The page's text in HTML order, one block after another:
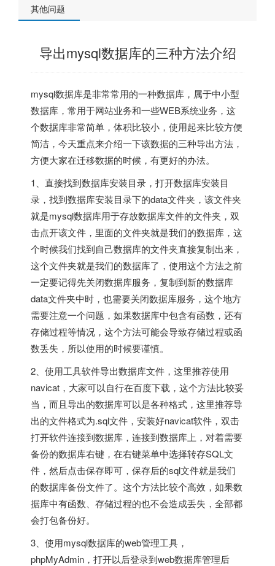
其他问题
导出mysql数据库的三种方法介绍
mysql数据库是非常常用的一种数据库，属于中小型
数据库，常用于网站业务和一些WEB系统业务，这
个数据库非常简单，体积比较小，使用起来比较方便
简洁，今天重点来介绍一下该数据的三种导出方法，
方便大家在迁移数据的时候，有更好的办法。
1、直接找到数据库安装目录，打开数据库安装目
录，找到数据库安装目录下的data文件夹，该文件夹
就是mysql数据库用于存放数据库文件的文件夹，双
击点开该文件，里面的文件夹就是我们的数据库，这
个时候我们找到自己数据库的文件夹直接复制出来，
这个文件夹就是我们的数据库了，使用这个方法之前
一定要记得先关闭数据库服务，复制到新的数据库
data文件夹中时，也需要关闭数据库服务，这个地方
需要注意一个问题，如果数据库中包含有函数，还有
存储过程等情况，这个方法可能会导致存储过程或函
数丢失，所以使用的时候要谨慎。
2、使用工具软件导出数据库文件，这里推荐使用
navicat，大家可以自行在百度下载，这个方法比较妥
当，而且导出的数据库可以是各种格式，这里推荐导
出的文件格式为.sql文件，安装好navicat软件，双击
打开软件连接到数据库，连接到数据库上，对着需要
备份的数据库右键，在右键菜单中选择转存SQL文
件，然后点击保存即可，保存后的sql文件就是我们
的数据库备份文件了。这个方法比较个高效，如果数
据库中有函数、存储过程的也不会造成丢失，全部都
会打包备份好。
3、使用mysql数据库的web管理工具，
phpMyAdmin，打开以后登录到web数据库管理后